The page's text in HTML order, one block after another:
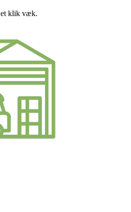
et klik væk.